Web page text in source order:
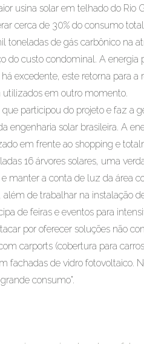
usina solar em telhado do Rio
cerca de 30% do consumo
toneladas de gás carbônico na
do custo condominal. A
excedente, este retorna para
em outro momento.
participou do projeto e faz a
engenharia solar brasileira. A
em frente ao shopping e
16 árvores solares, uma
manter a conta de luz da área
de trabalhar na instalação
de feiras e eventos para
por oferecer soluções não
carports (cobertura para
fachadas de vidro fotovoltaico.
consumo”.